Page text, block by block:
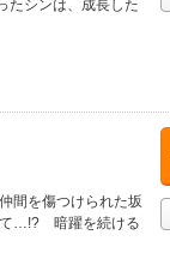
たシンは、成長した
間を傷つけられた坂
て…!? 暗躍を続ける